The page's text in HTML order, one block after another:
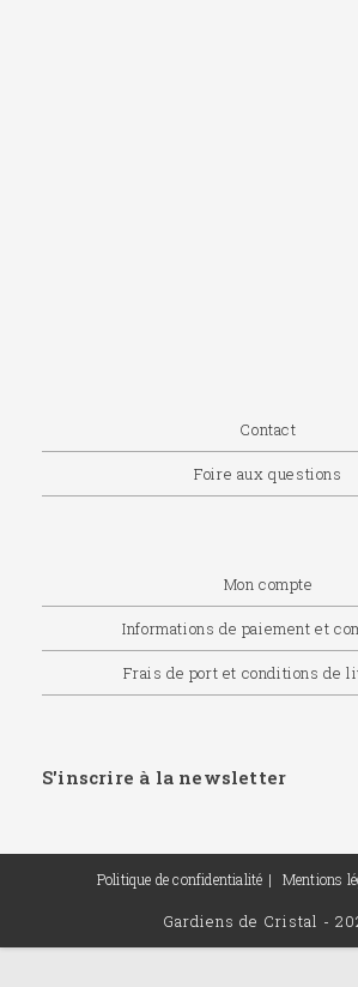
Contact
Foire aux questions
Mon compte
Informations de paiement et
Frais de port et conditions de
S'inscrire à la newsletter
Politique de confidentialité Mentions
Gardiens de Cristal -